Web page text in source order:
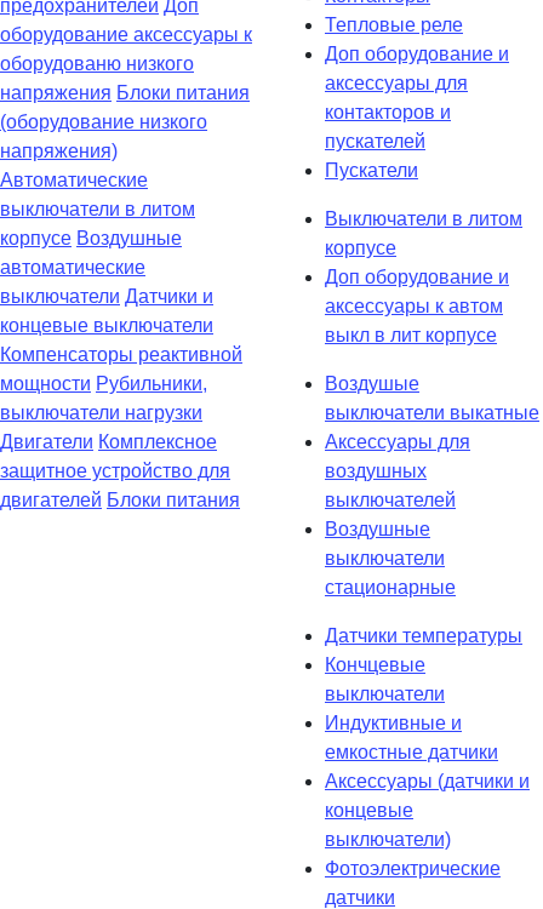
предохранителей Доп
оборудование аксессуары к
оборудованю низкого
напряжения Блоки питания
(оборудование низкого
напряжения)
Автоматические
выключатели в литом
корпусе Воздушные
автоматические
выключатели Датчики и
концевые выключатели
Компенсаторы реактивной
мощности Рубильники,
выключатели нагрузки
Двигатели Комплексное
защитное устройство для
двигателей Блоки питания
Тепловые реле
Доп оборудование и
аксессуары для
контакторов и
пускателей
Пускатели
Выключатели в литом
корпусе
Доп оборудование и
аксессуары к автом
выкл в лит корпусе
Воздушые
выключатели выкатные
Аксессуары для
воздушных
выключателей
Воздушные
выключатели
стационарные
Датчики температуры
Кончцевые
выключатели
Индуктивные и
емкостные датчики
Аксессуары (датчики и
концевые
выключатели)
Фотоэлектрические
датчики